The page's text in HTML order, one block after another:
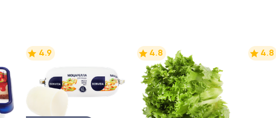
4.9 4.8 4.8